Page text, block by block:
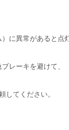
に異常があると点
レーキを避けて、
してください。